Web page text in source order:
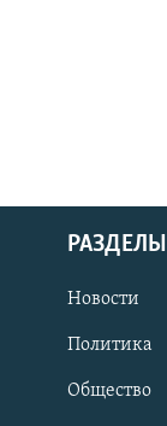
РАЗДЕЛЫ
Новости
Политика
Общество